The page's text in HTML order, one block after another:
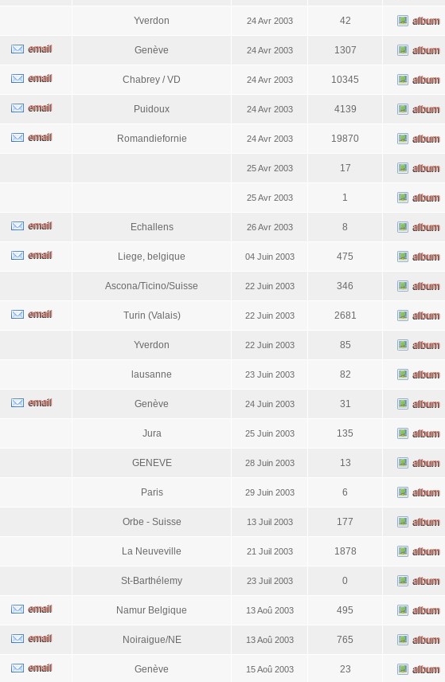
Yverdon 24 Avr 2003 42
Genève 24 Avr 2003 1307
Chabrey / VD 24 Avr 2003 10345
Puidoux 24 Avr 2003 4139
Romandiefornie 24 Avr 2003 19870
25 Avr 2003 17
25 Avr 2003 1
Echallens 26 Avr 2003 8
Liege, belgique 04 Juin 2003 475
Ascona/Ticino/Suisse 22 Juin 2003 346
Turin (Valais) 22 Juin 2003 2681
Yverdon 22 Juin 2003 85
lausanne 23 Juin 2003 82
Genève 24 Juin 2003 31
Jura 25 Juin 2003 135
GENEVE 28 Juin 2003 13
Paris 29 Juin 2003 6
Orbe - Suisse 13 Juil 2003 177
La Neuveville 21 Juil 2003 1878
St-Barthélemy 23 Juil 2003 0
Namur Belgique 13 Aoû 2003 495
Noiraigue/NE 13 Aoû 2003 765
Genève 15 Aoû 2003 23